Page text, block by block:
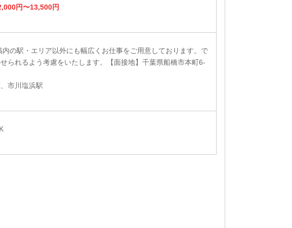
円〜13,500円
の駅・エリア以外にも幅広くお仕事をご用意しております。で
られるよう考慮をいたします。【面接地】千葉県船橋市本町6-
市川塩浜駅